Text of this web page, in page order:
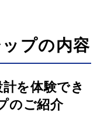
プの内容
計を体験でき
のご紹介